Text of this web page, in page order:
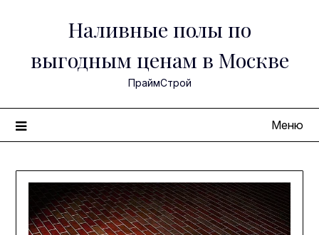
Наливные полы по
выгодным ценам в Москве
ПраймСтрой
Меню